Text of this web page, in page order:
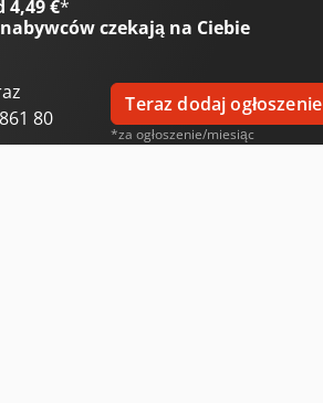
4,49 €*
czekają na Ciebie
80
Teraz dodaj ogłoszenie
*za ogłoszenie/miesiąc